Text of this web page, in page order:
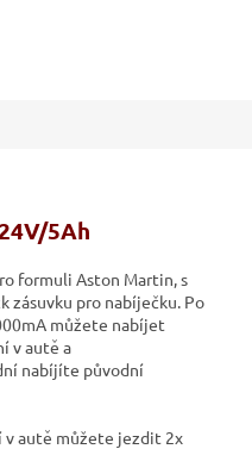
5Ah
formuli Aston Martin, s
zásuvku pro nabíječku. Po
můžete nabíjet
v autě a
nabíjíte původní
v autě můžete jezdit 2x